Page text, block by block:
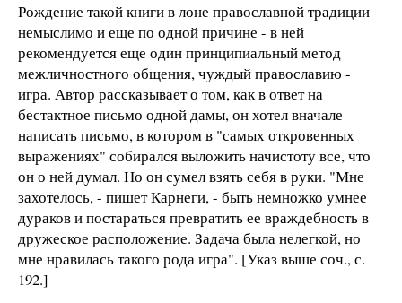
Рождение такой книги в лоне православной традиции
немыслимо и еще по одной причине - в ней
рекомендуется еще один принципиальный метод
межличностного общения, чуждый православию -
игра. Автор рассказывает о том, как в ответ на
бестактное письмо одной дамы, он хотел вначале
написать письмо, в котором в "самых откровенных
выражениях" собирался выложить начистоту все, что
он о ней думал. Но он сумел взять себя в руки. "Мне
захотелось, - пишет Карнеги, - быть немножко умнее
дураков и постараться превратить ее враждебность в
дружеское расположение. Задача была нелегкой, но
мне нравилась такого рода игра". [Указ выше соч., с.
192.]